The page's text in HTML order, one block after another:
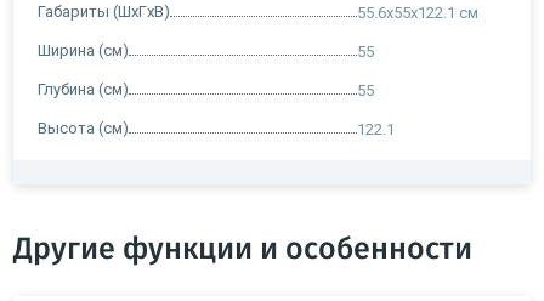
Габариты (ШxГxВ) 55.6х55х122.1 см
Ширина (см) 55
Глубина (см) 55
Высота (см) 122.1
Другие функции и особенности